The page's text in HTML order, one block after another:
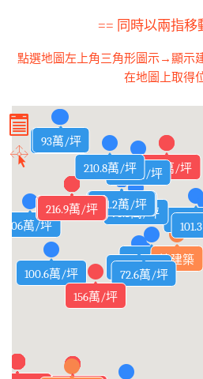
== 同時以兩指移
點選地圖左上角三角形圖示→顯示
在地圖上取得
88.8
93.8萬/坪植建築
70.2萬/坪
72.6萬/坪
90萬/坪
208萬/坪
199.2萬/坪
235.1萬/坪
228.5萬/坪
211.9萬/坪
216萬/坪
200.4萬/坪
190.1萬/坪
150萬/坪
76.3萬/坪
199.2萬/坪
215.4萬/坪
234萬/坪
230萬/坪
217萬/坪
213萬/坪
106萬/坪
150.1萬/坪
204.4萬/坪
222.3萬/坪
93萬/坪
190.4萬/坪161.9萬/坪
145.7萬/坪
140.6萬/坪
141.2萬/坪
152.4萬/坪
153.6萬/坪
140.6萬/坪
141.1萬/坪
140.6萬/坪
141.2萬/坪
188.9萬/坪
170.3萬/坪
162萬/坪
150.5萬/坪
161萬/坪
162.4萬/坪
227萬/坪
161萬/坪
175.7萬/坪
156.7萬/坪
158.1萬/坪
140.6萬/坪
141.2萬/坪
203.2萬/坪
246.9萬/坪
196.2萬/坪
220.6萬/坪
100.6萬/坪
95.4萬/坪
210.8萬/坪
216.9萬/坪
156萬/坪